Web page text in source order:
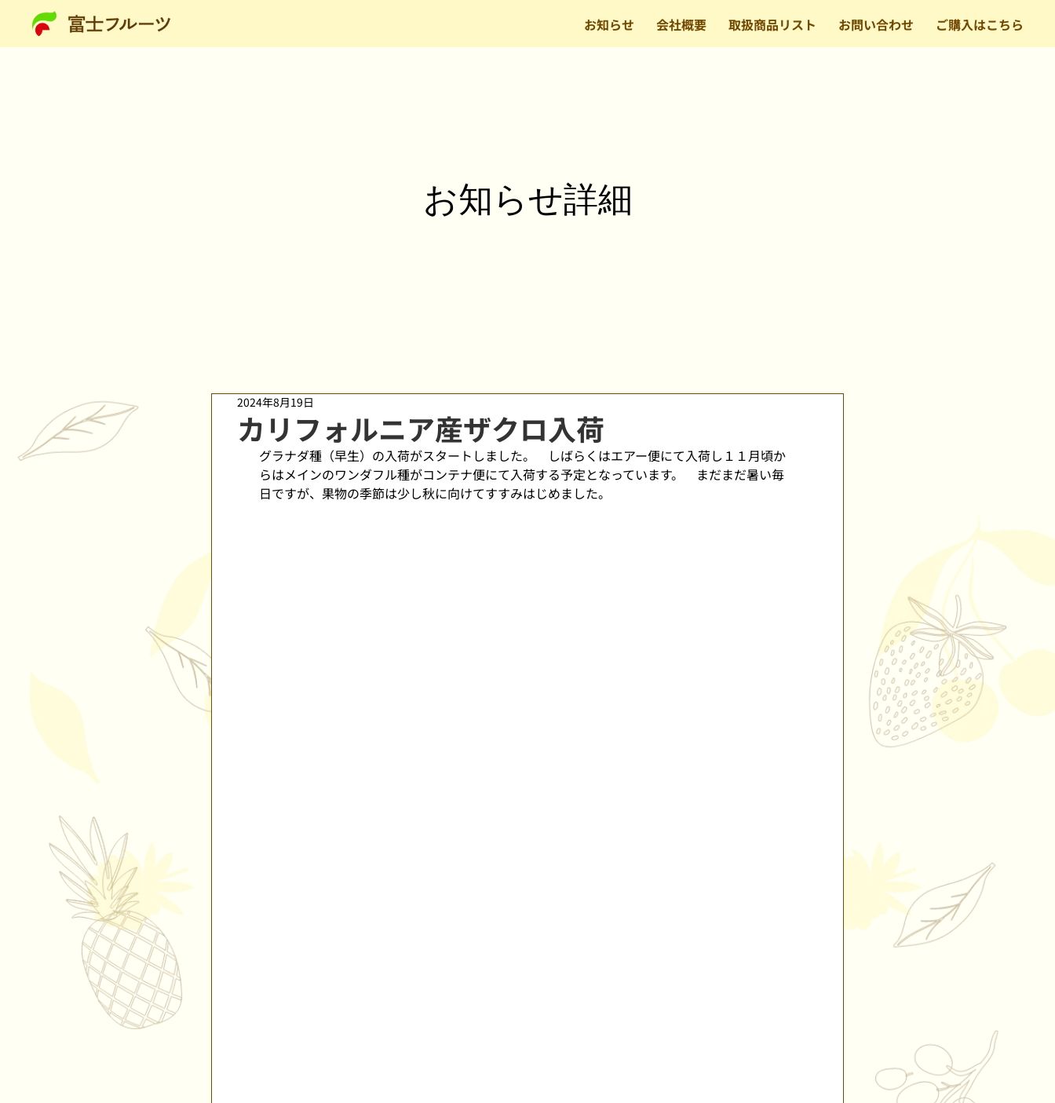
お知らせ 会社概要 取扱商品リスト お問い合わせ ご購入はこちら
​お知らせ詳細
カリフォルニア産ザクロ入荷
2024年8月19日
グラナダ種（早生）の入荷がスタートしました。　しばらくはエアー便にて入荷し１１月頃か
らはメインのワンダフル種がコンテナ便にて入荷する予定となっています。　まだまだ暑い毎
日ですが、果物の季節は少し秋に向けてすすみはじめました。